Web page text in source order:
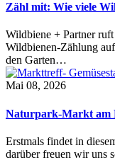
Zähl mit: Wie viele
Wildbiene + Partner
Wildbienen-Zählung
den Garten…
Mai 08, 2026
Naturpark-Markt am
Erstmals findet in
darüber freuen wir uns